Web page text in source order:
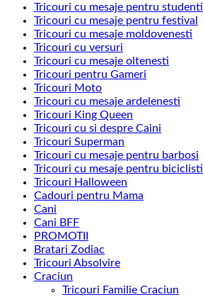
Tricouri cu mesaje pentru studenti
Tricouri cu mesaje pentru festival
Tricouri cu mesaje moldovenesti
Tricouri cu versuri
Tricouri cu mesaje oltenesti
Tricouri pentru Gameri
Tricouri Moto
Tricouri cu mesaje ardelenesti
Tricouri King Queen
Tricouri cu si despre Caini
Tricouri Superman
Tricouri cu mesaje pentru barbosi
Tricouri cu mesaje pentru biciclisti
Tricouri Halloween
Cadouri pentru Mama
Cani
Cani BFF
PROMOTII
Bratari Zodiac
Tricouri Absolvire
Craciun
Tricouri Familie Craciun